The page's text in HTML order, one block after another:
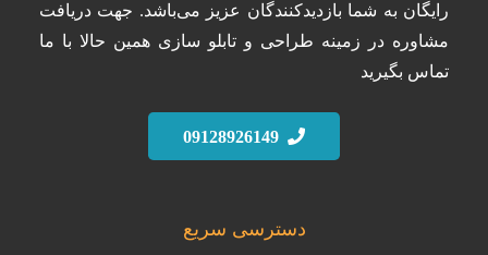
رایگان به شما بازدیدکنندگان عزیز می‌باشد. جهت دریافت
مشاوره در زمینه طراحی و تابلو سازی همین حالا با ما
تماس بگیرید
09128926149
دسترسی سریع